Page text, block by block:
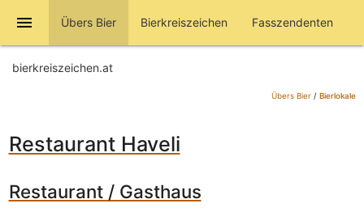
menu Übers Bier Bierkreiszeichen Fasszendenten
bierkreiszeichen.at
Übers Bier/ Bierlokale
Restaurant Haveli
Restaurant / Gasthaus